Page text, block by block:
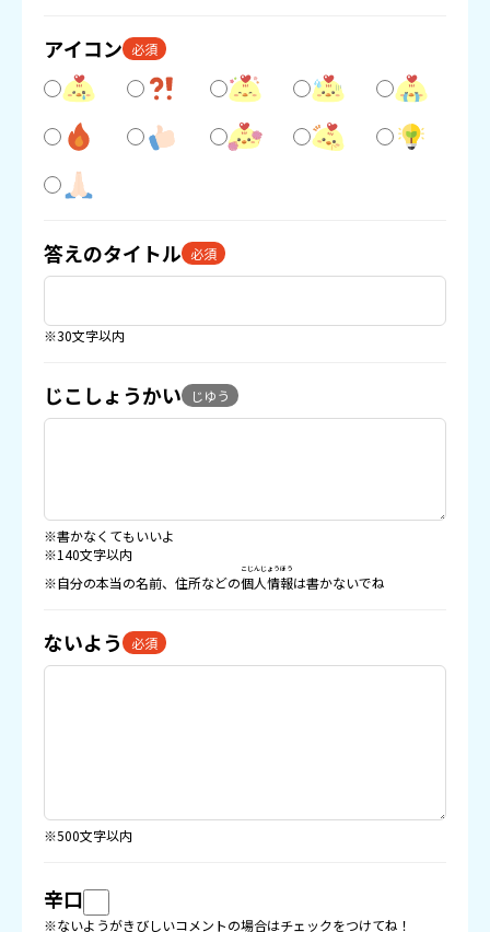
アイコン 必須
答えのタイトル 必須
※30文字以内
じこしょうかい じゆう
※書かなくてもいいよ
※140文字以内
※自分の本当の名前、住所などの個人情報
こじんじょうほう
は書かないでね
ないよう 必須
※500文字以内
辛口
※ないようがきびしいコメントの場合はチェックをつけてね！